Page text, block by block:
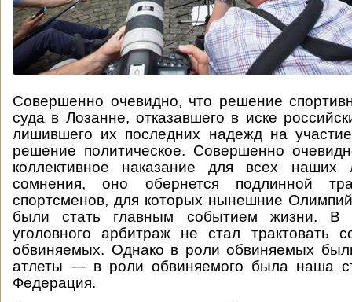
Совершенно очевидно, что решение
суда в Лозанне, отказавшего в иске
лишившего их последних надежд на
решение политическое. Совершенно
коллективное наказание для всех наших
сомнения, оно обернется подлинной
спортсменов, для которых нынешние
были стать главным событием жизни. В
уголовного арбитраж не стал трактовать
обвиняемых. Однако в роли обвиняемых
атлеты — в роли обвиняемого была наша
Федерация.